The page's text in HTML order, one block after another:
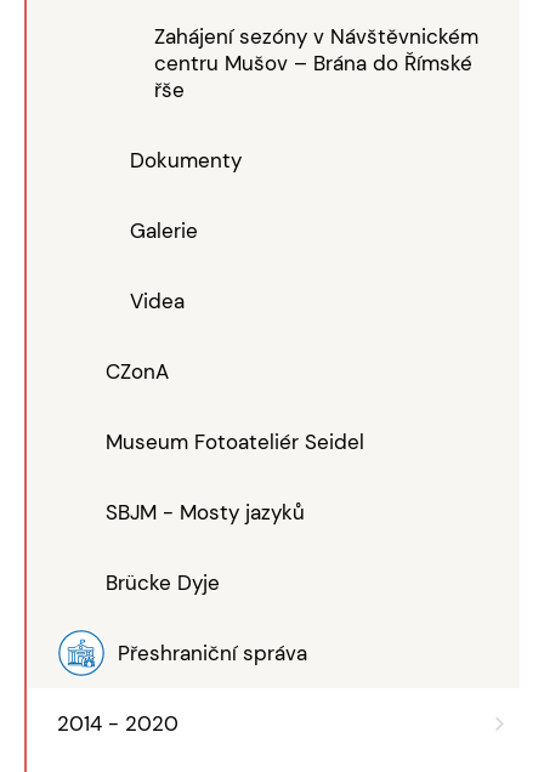
Zahájení sezóny v Návštěvnickém
centru Mušov – Brána do Římské
řše
Dokumenty
Galerie
Videa
CZonA
Museum Fotoateliér Seidel
SBJM - Mosty jazyků
Brücke Dyje
Přeshraniční správa
2014 - 2020